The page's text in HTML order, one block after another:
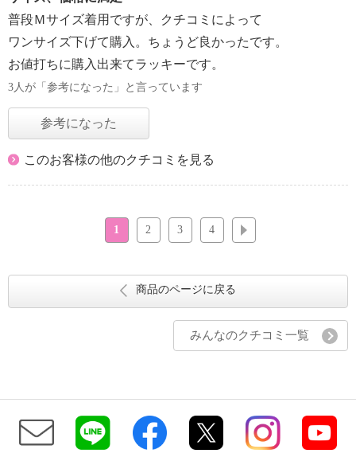
普段Ｍサイズ着用ですが、クチコミによって
ワンサイズ下げて購入。ちょうど良かったです。
お値打ちに購入出来てラッキーです。
3人が「参考になった」と言っています
参考になった
このお客様の他のクチコミを見る
1 2 3 4
商品のページに戻る
みんなのクチコミ一覧